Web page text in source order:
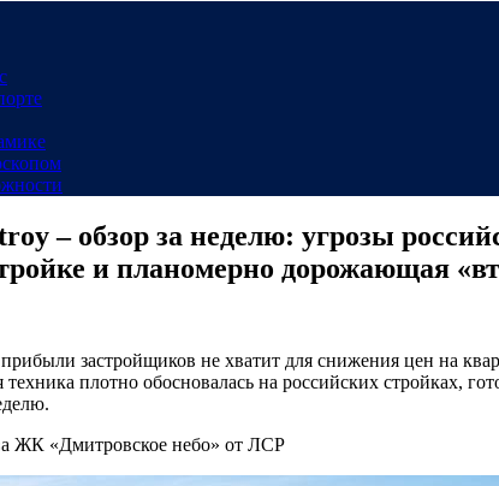
– обзор за неделю: угрозы
и планомерно дорожающая
застройщиков не хватит для снижения цен на
плотно обосновалась на российских стройках,
ЖК «Дмитровское небо» от ЛСР